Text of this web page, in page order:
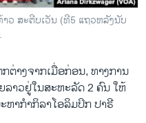
ວ ສະຕີບເວັນ (ທີ5 ແຖວຫລັງນັບ
ຕ່າງຈາກເມື່ອກ່ອນ, ທາງການ
ລາວຢູ່ໃນສະຫະລັດ 2 ຄົນ ໃຫ້
ຫາກໍາກິລາໂອລິມປິກ ປາຣີ